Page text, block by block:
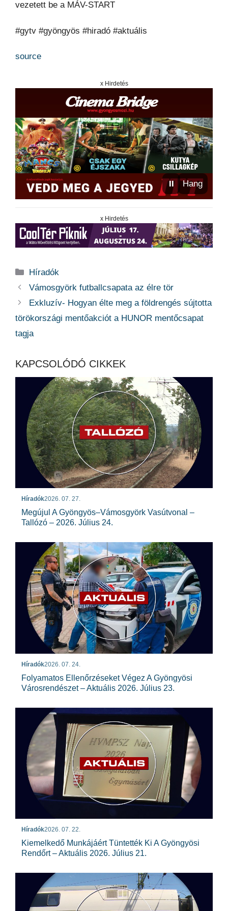
vezetett be a MÁV-START
#gytv #gyöngyös #hiradó #aktuális
source
x Hirdetés
⏸ Hang
x Hirdetés
Kategória
Híradók
Vámosgyörk futballcsapata az élre tör
Exkluzív- Hogyan élte meg a földrengés sújtotta
törökországi mentőakciót a HUNOR mentőcsapat
tagja
KAPCSOLÓDÓ CIKKEK
Híradók2026. 07. 27.
Megújul A Gyöngyös–Vámosgyörk Vasútvonal –
Tallózó – 2026. Július 24.
Híradók2026. 07. 24.
Folyamatos Ellenőrzéseket Végez A Gyöngyösi
Városrendészet – Aktuális 2026. Július 23.
Híradók2026. 07. 22.
Kiemelkedő Munkájáért Tüntették Ki A Gyöngyösi
Rendőrt – Aktuális 2026. Július 21.